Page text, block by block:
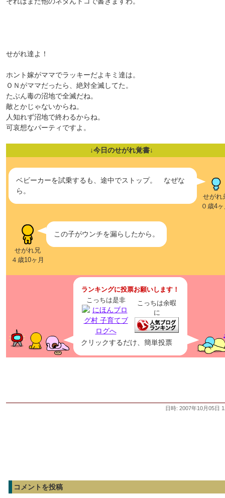
せがれ達よ！
ホント嫁がママでラッキーだよキミ達は。
ＯＮがママだったら、絶対全滅してた。
たぶん毒の沼地で全滅だね。
敵とかじゃないからね。
人知れず沼地で終わるからね。
可哀想なパーティですよ。
↓今日のせがれ覚書↓
ベビーカーを試乗するも、途中でストップ。 なぜな
ら。
せがれ
０歳4
せがれ兄
４歳10ヶ月
この子がウンチを漏らしたから。
ランキングに投票お願いします！
こっちは是非
こっちは余暇
に
クリックするだけ、簡単投票
日時: 2007年10月05日
コメントを投稿